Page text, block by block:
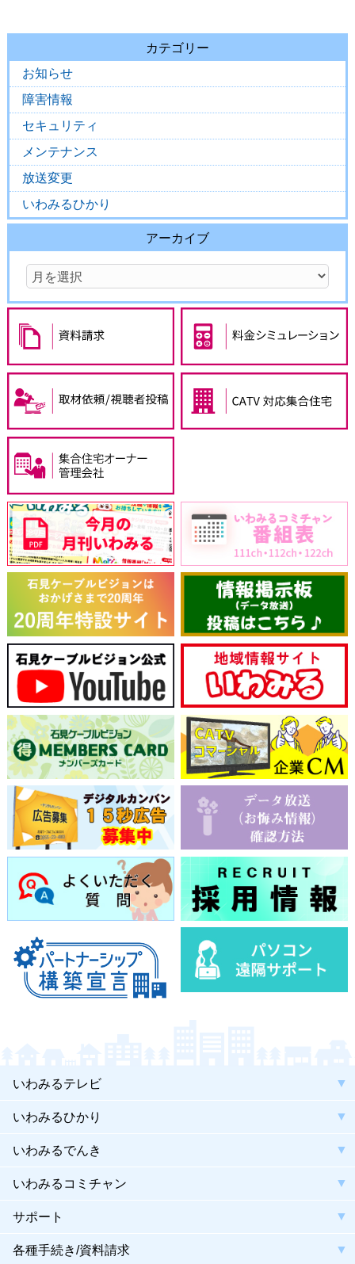
カテゴリー
お知らせ
障害情報
セキュリティ
メンテナンス
放送変更
いわみるひかり
アーカイブ
いわみるテレビ
いわみるひかり
いわみるでんき
いわみるコミチャン
サポート
各種手続き/資料請求